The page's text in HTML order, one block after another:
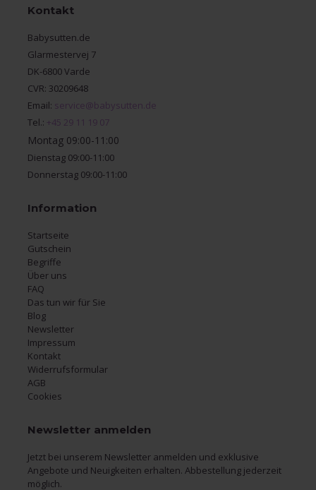
Kontakt
Babysutten.de
Glarmestervej 7
DK-6800 Varde
CVR: 30209648
Email: service@babysutten.de
Tel.: +45 29 11 19 07
Montag 09:00-11:00
Dienstag 09:00-11:00
Donnerstag 09:00-11:00
Information
Startseite
Gutschein
Begriffe
Über uns
FAQ
Das tun wir für Sie
Blog
Newsletter
Impressum
Kontakt
Widerrufsformular
AGB
Cookies
Newsletter anmelden
Jetzt bei unserem Newsletter anmelden und exklusive
Angebote und Neuigkeiten erhalten. Abbestellung jederzeit
möglich.